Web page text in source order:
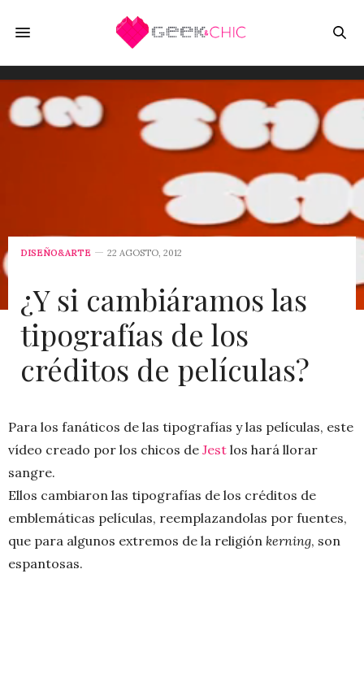
DISEÑO&ARTE 22 AGOSTO, 2012
¿Y si cambiáramos las
tipografías de los
créditos de películas?
Para los fanáticos de las tipografías y las películas, este
vídeo creado por los chicos de Jest los hará llorar
sangre.
Ellos cambiaron las tipografías de los créditos de
emblemáticas películas, reemplazandolas por fuentes,
que para algunos extremos de la religión kerning, son
espantosas.